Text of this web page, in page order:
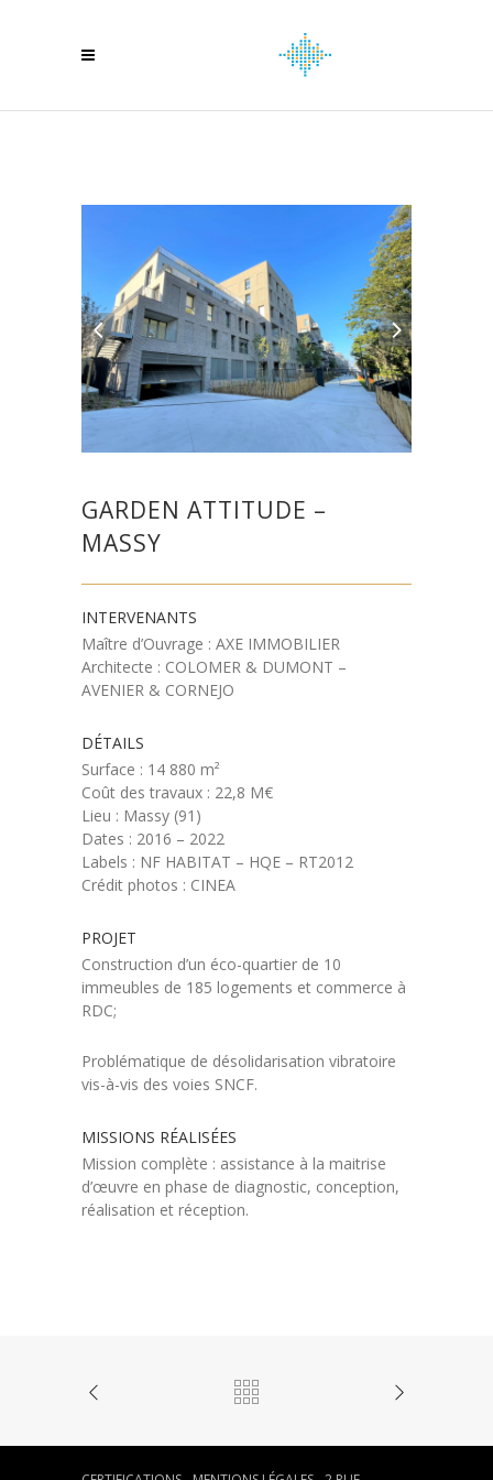
GARDEN ATTITUDE –
MASSY
INTERVENANTS
Maître d’Ouvrage : AXE IMMOBILIER
Architecte : COLOMER & DUMONT –
AVENIER & CORNEJO
DÉTAILS
Surface : 14 880 m²
Coût des travaux : 22,8 M€
Lieu : Massy (91)
Dates : 2016 – 2022
Labels : NF HABITAT – HQE – RT2012
Crédit photos : CINEA
PROJET
Construction d’un éco-quartier de 10
immeubles de 185 logements et commerce à
RDC;
Problématique de désolidarisation vibratoire
vis-à-vis des voies SNCF.
MISSIONS RÉALISÉES
Mission complète : assistance à la maitrise
d’œuvre en phase de diagnostic, conception,
réalisation et réception.